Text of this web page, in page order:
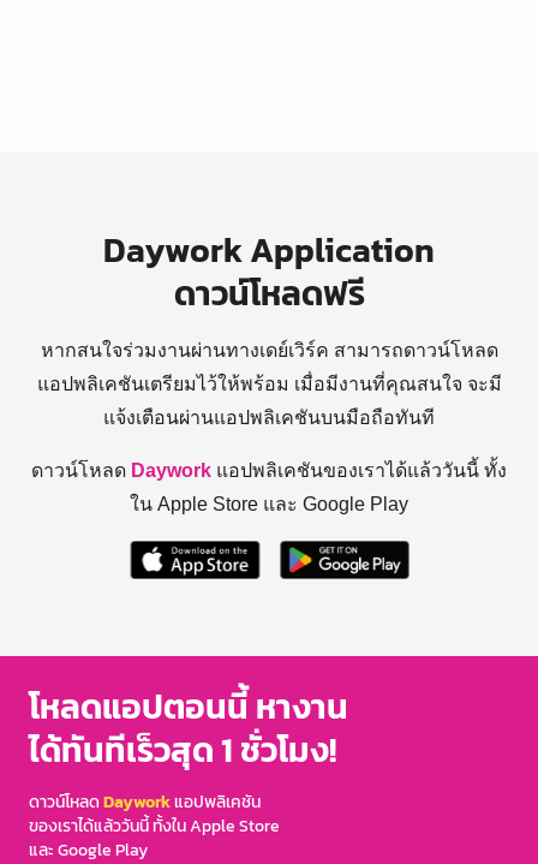
Daywork Application
ดาวน์โหลดฟรี
หากสนใจร่วมงานผ่านทางเดย์เวิร์ค สามารถดาวน์โหลด
แอปพลิเคชันเตรียมไว้ให้พร้อม เมื่อมีงานที่คุณสนใจ จะมี
แจ้งเตือนผ่านแอปพลิเคชันบนมือถือทันที
ดาวน์โหลด Daywork แอปพลิเคชันของเราได้แล้ววันนี้ ทั้ง
ใน Apple Store และ Google Play
โหลดแอปตอนนี้ หางาน
ได้ทันทีเร็วสุด 1 ชั่วโมง!
ดาวน์โหลดDayworkแอปพลิเคชัน
ของเราได้แล้ววันนี้ ทั้งใน Apple Store
และ Google Play